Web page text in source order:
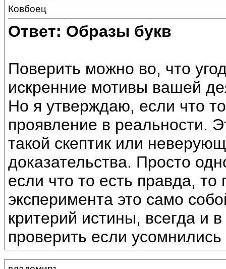
Ковбоец
Ответ: Образы букв
Поверить можно во, что
искренние мотивы вашей
Но я утверждаю, если что
проявление в реальности.
такой скептик или
доказательства. Просто
если что то есть правда,
эксперимента это само
критерий истины, всегда
проверить если